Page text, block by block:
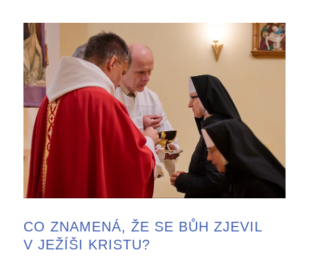
CO ZNAMENÁ, ŽE SE BŮH ZJEVIL
V JEŽÍŠI KRISTU?